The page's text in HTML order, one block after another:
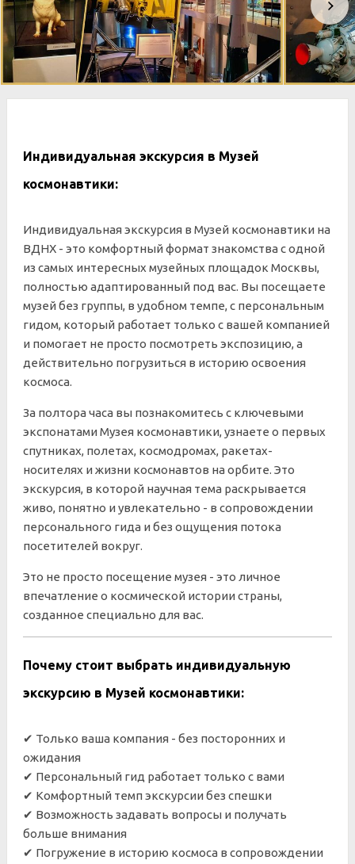
Индивидуальная экскурсия в Музей
космонавтики:
Индивидуальная экскурсия в Музей космонавтики на
ВДНХ - это комфортный формат знакомства с одной
из самых интересных музейных площадок Москвы,
полностью адаптированный под вас. Вы посещаете
музей без группы, в удобном темпе, с персональным
гидом, который работает только с вашей компанией
и помогает не просто посмотреть экспозицию, а
действительно погрузиться в историю освоения
космоса.
За полтора часа вы познакомитесь с ключевыми
экспонатами Музея космонавтики, узнаете о первых
спутниках, полетах, космодромах, ракетах-
носителях и жизни космонавтов на орбите. Это
экскурсия, в которой научная тема раскрывается
живо, понятно и увлекательно - в сопровождении
персонального гида и без ощущения потока
посетителей вокруг.
Это не просто посещение музея - это личное
впечатление о космической истории страны,
созданное специально для вас.
Почему стоит выбрать индивидуальную
экскурсию в Музей космонавтики:
✔ Только ваша компания - без посторонних и
ожидания
✔ Персональный гид работает только с вами
✔ Комфортный темп экскурсии без спешки
✔ Возможность задавать вопросы и получать
больше внимания
✔ Погружение в историю космоса в сопровождении